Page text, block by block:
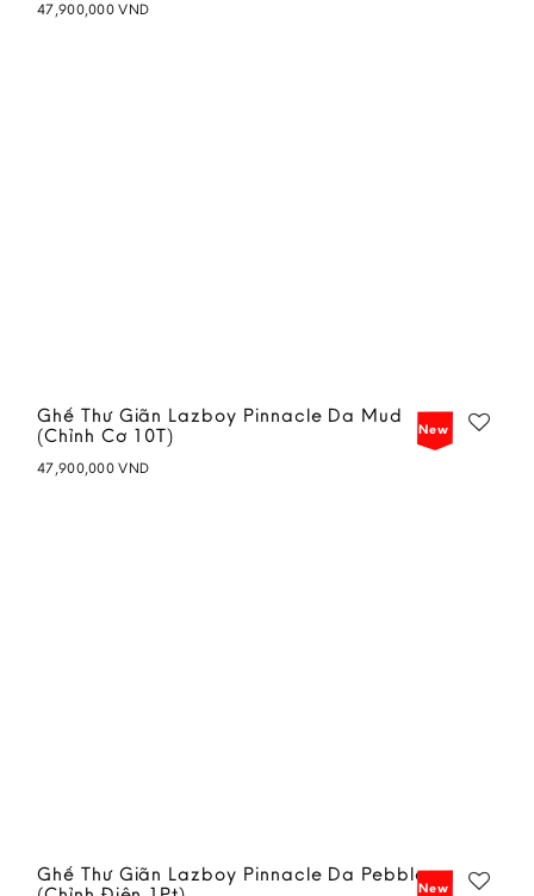
47,900,000VND
New
Ghế Thư Giãn Lazboy Pinnacle Da Mud
(Chỉnh Cơ 10T)
47,900,000VND
New
Ghế Thư Giãn Lazboy Pinnacle Da Pebble